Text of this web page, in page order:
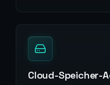
Cloud-Speicher-